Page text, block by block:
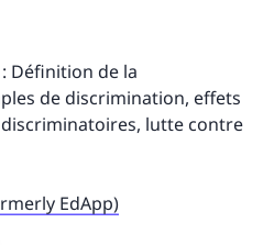
Définition de la
de discrimination, effets
lutte contre
EdApp)